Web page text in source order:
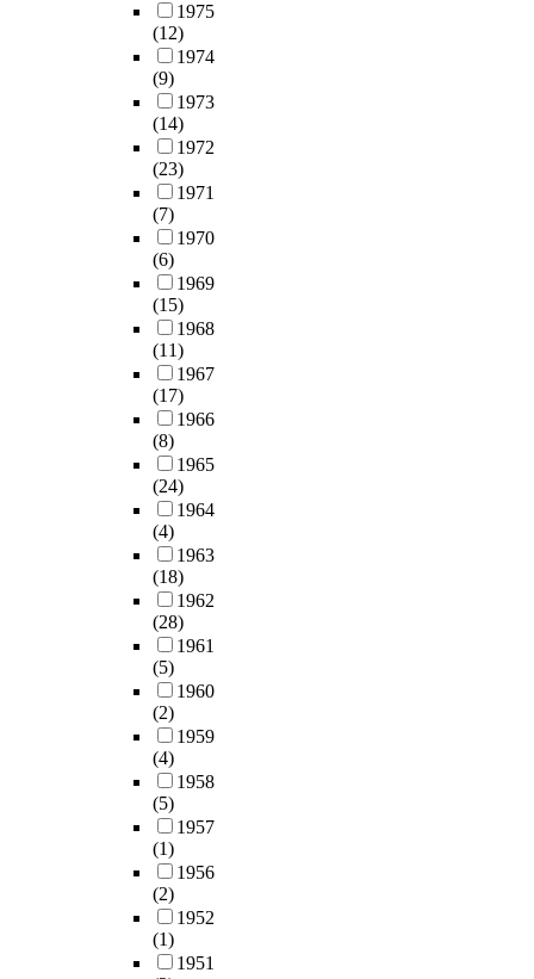
1975
(12)
1974
(9)
1973
(14)
1972
(23)
1971
(7)
1970
(6)
1969
(15)
1968
(11)
1967
(17)
1966
(8)
1965
(24)
1964
(4)
1963
(18)
1962
(28)
1961
(5)
1960
(2)
1959
(4)
1958
(5)
1957
(1)
1956
(2)
1952
(1)
1951